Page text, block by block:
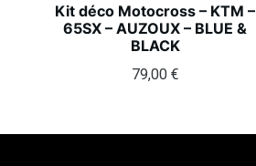
Kit déco Motocross – KTM –
65SX – AUZOUX – BLUE &
BLACK
79,00 €